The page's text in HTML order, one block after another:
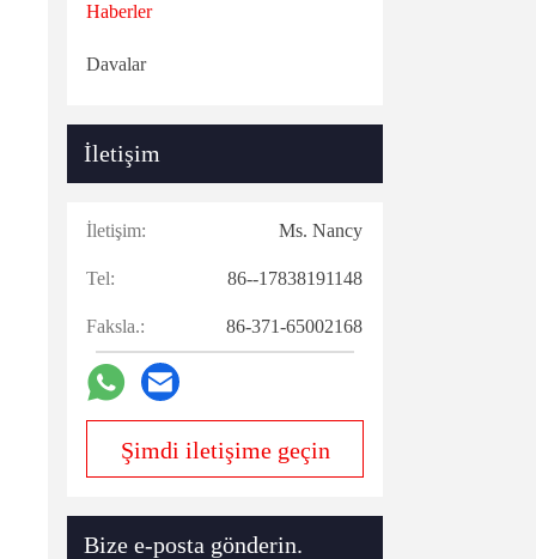
Haberler
Davalar
İletişim
İletişim: Ms. Nancy
Tel: 86--17838191148
Faksla.: 86-371-65002168
Şimdi iletişime geçin
Bize e-posta gönderin.